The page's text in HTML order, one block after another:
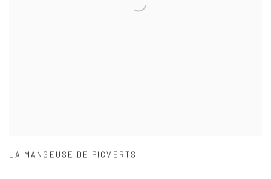
LA MANGEUSE DE PICVERTS